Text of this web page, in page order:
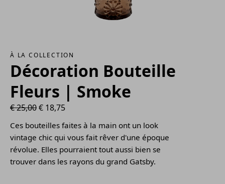
À LA COLLECTION
Décoration Bouteille
Fleurs | Smoke
€25,00Le prix initial était de 25,00 €.
€ 18,75Le prix actuel est de 18,75 €.
Ces bouteilles faites à la main ont un look
vintage chic qui vous fait rêver d'une époque
révolue. Elles pourraient tout aussi bien se
trouver dans les rayons du grand Gatsby.